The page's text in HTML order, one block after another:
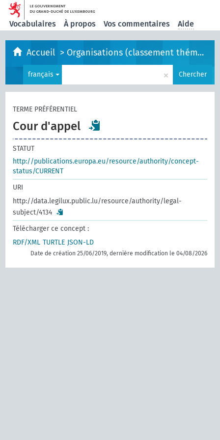
Vocabulaires À propos Vos commentaires Aide
Accueil > Organisations (classement thématique)
français × Chercher
TERME PRÉFÉRENTIEL
Cour d'appel
STATUT
http://publications.europa.eu/resource/authority/concept-
status/CURRENT
URI
http://data.legilux.public.lu/resource/authority/legal-
subject/4134
Télécharger ce concept :
RDF/XML TURTLE JSON-LD
Date de création 25/06/2019, dernière modification le 04/08/2026